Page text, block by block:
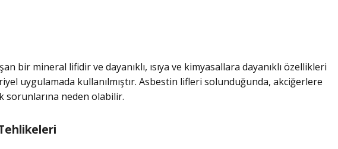
bir mineral lifidir ve dayanıklı, ısıya ve kimyasallara dayanıklı özellikleri
uygulamada kullanılmıştır. Asbestin lifleri solunduğunda, akciğerlere
sorunlarına neden olabilir.